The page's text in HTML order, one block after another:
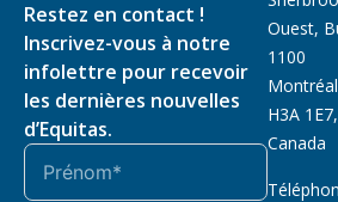
Restez en contact !
Inscrivez-vous à notre
infolettre pour recevoir
les dernières nouvelles
d’Equitas.
Ouest,
1100
H3A 1E7,
Canada